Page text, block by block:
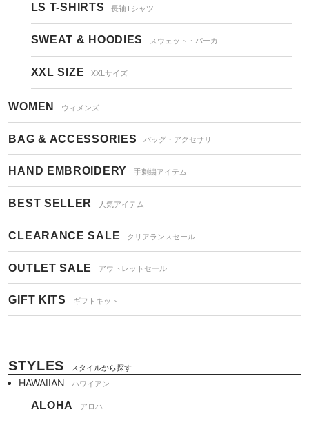
LS T-SHIRTS 長袖Tシャツ
SWEAT & HOODIES スウェット・パーカ
XXL SIZE XXLサイズ
WOMEN ウィメンズ
BAG & ACCESSORIES バッグ・アクセサリ
HAND EMBROIDERY 手刺繍アイテム
BEST SELLER 人気アイテム
CLEARANCE SALE クリアランスセール
OUTLET SALE アウトレットセール
GIFT KITS ギフトキット
STYLES スタイルから探す
HAWAIIAN ハワイアン
ALOHA アロハ